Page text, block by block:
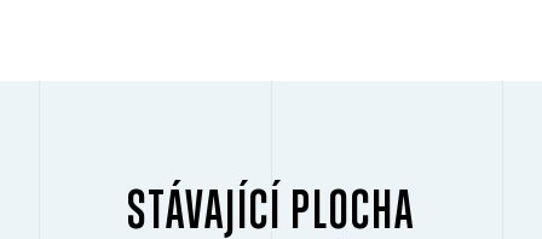
STÁVAJÍCÍ PLOCHA